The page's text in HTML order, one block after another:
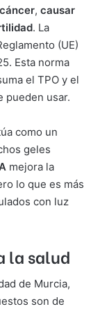
, causar
. La
(UE)
Esta norma
el TPO y el
pueden usar.
como un
geles
mejora la
lo que es más
con luz
la salud
de Murcia,
son de